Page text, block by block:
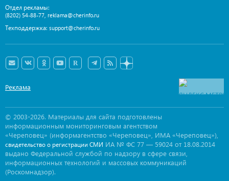
Отдел рекламы:
(8202) 54-88-77 reklama@cherinfo.ru
Техподдержка: support@cherinfo.ru
Реклама
© 2003-2026. Материалы для сайта подготовлены
информационным мониторинговым агентством
«Череповец» (информагентство «Череповец», ИМА «Череповец»),
свидетельство о регистрации СМИ ИА № ФС 77 — 59024 от 18.08.2014
выдано Федеральной службой по надзору в сфере связи,
информационных технологий и массовых коммуникаций
(Роскомнадзор).